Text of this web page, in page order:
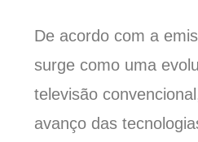
De acordo com a
surge como uma
televisão
avanço das